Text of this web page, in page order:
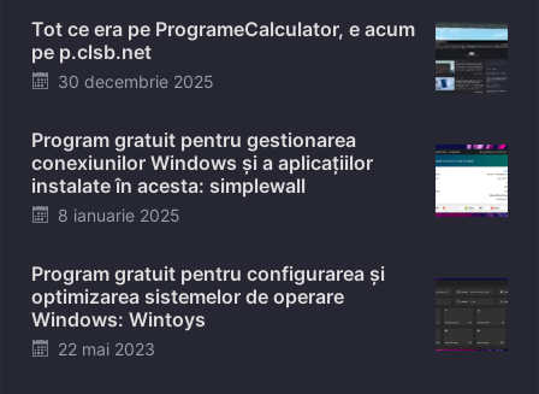
Tot ce era pe ProgrameCalculator, e acum
pe p.clsb.net
Posted
30 decembrie 2025
Program gratuit pentru gestionarea
conexiunilor Windows și a aplicațiilor
instalate în acesta: simplewall
Posted
8 ianuarie 2025
Program gratuit pentru configurarea și
optimizarea sistemelor de operare
Windows: Wintoys
Posted
22 mai 2023